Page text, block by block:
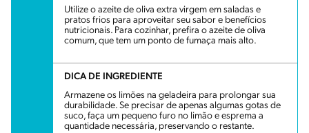
Utilize o azeite de oliva extra virgem em saladas e
pratos frios para aproveitar seu sabor e benefícios
nutricionais. Para cozinhar, prefira o azeite de oliva
comum, que tem um ponto de fumaça mais alto.
DICA DE INGREDIENTE
Armazene os limões na geladeira para prolongar sua
durabilidade. Se precisar de apenas algumas gotas de
suco, faça um pequeno furo no limão e esprema a
quantidade necessária, preservando o restante.